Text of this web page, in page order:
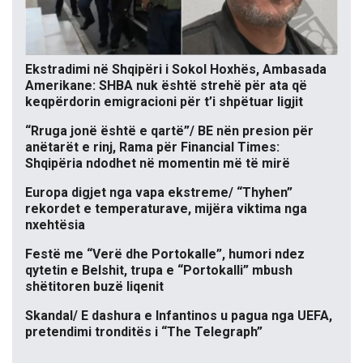
Ekstradimi në Shqipëri i Sokol Hoxhës, Ambasada
Amerikane: SHBA nuk është strehë për ata që
keqpërdorin emigracioni për t’i shpëtuar ligjit
“Rruga jonë është e qartë”/ BE nën presion për
anëtarët e rinj, Rama për Financial Times:
Shqipëria ndodhet në momentin më të mirë
Europa digjet nga vapa ekstreme/ “Thyhen”
rekordet e temperaturave, mijëra viktima nga
nxehtësia
Festë me “Verë dhe Portokalle”, humori ndez
qytetin e Belshit, trupa e “Portokalli” mbush
shëtitoren buzë liqenit
Skandal/ E dashura e Infantinos u pagua nga UEFA,
pretendimi tronditës i “The Telegraph”